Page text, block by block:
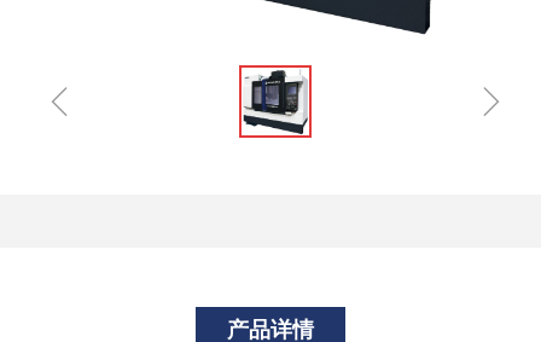
ꁆ ꁇ
产品详情